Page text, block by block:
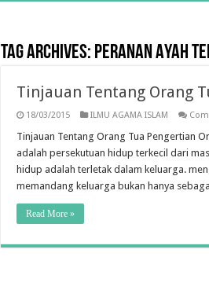
Tag Archives: Peranan Ayah
Tinjauan Tentang Orang
18/03/2015 ILMU AGAMA ISLAM
Tinjauan Tentang Orang Tua Pengertian
adalah persekutuan hidup terkecil dari
hidup adalah terletak dalam keluarga.
memandang keluarga bukan hanya
Read More »